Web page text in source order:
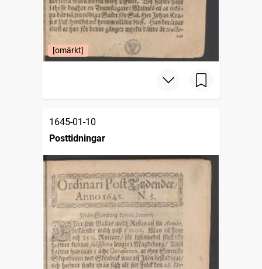
[omärkt]
1645-01-10
Posttidningar